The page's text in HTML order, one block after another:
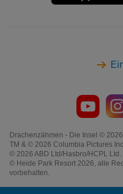
Drachenzähmen - Die Insel ©
TM & © 2026 Columbia Pictures
© 2026 ABD Ltd/Hasbro/HCPL Ltd.
© Heide Park Resort 2026, alle
vorbehalten.